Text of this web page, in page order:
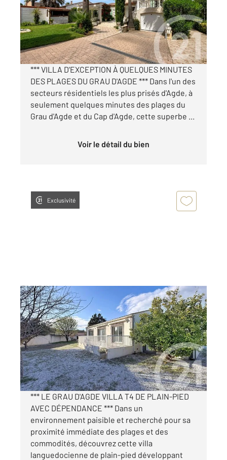
Maison à vendre
693 000 €
Visiter le site dédié
*** VILLA D'EXCEPTION À QUELQUES MINUTES
DES PLAGES DU GRAU D'AGDE *** Dans l'un des
secteurs résidentiels les plus prisés d'Agde, à
seulement quelques minutes des plages du
Grau d'Agde et du Cap d'Agde, cette superbe ...
Voir le détail du bien
Exclusivité
LE GRAU D AGDE 34
125,02 m2, 4 pièces
Ref : 4633
Maison à vendre
499 000 €
Visiter le site dédié
*** LE GRAU D'AGDE VILLA T4 DE PLAIN-PIED
AVEC DÉPENDANCE *** Dans un
environnement paisible et recherché pour sa
proximité immédiate des plages et des
commodités, découvrez cette villa
languedocienne de plain-pied développant